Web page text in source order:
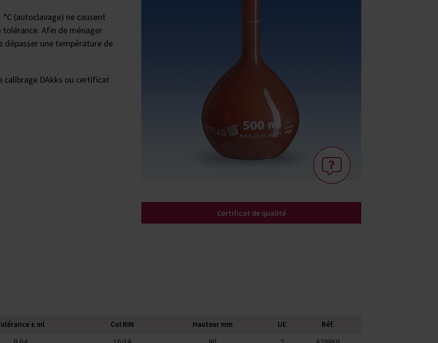
(autoclavage) ne causent
tolérance. Afin de ménager
dépasser une température de
calibrage DAkks ou certificat
Certificat de qualité
± ml Col RIN Hauteur mm UE
Réf.